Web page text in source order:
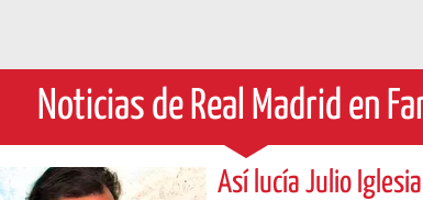
Noticias de Real Madrid en
Así lucía Julio